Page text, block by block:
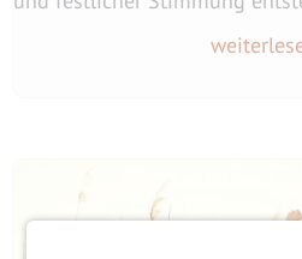
von selbst. Ob Köln, Dresden